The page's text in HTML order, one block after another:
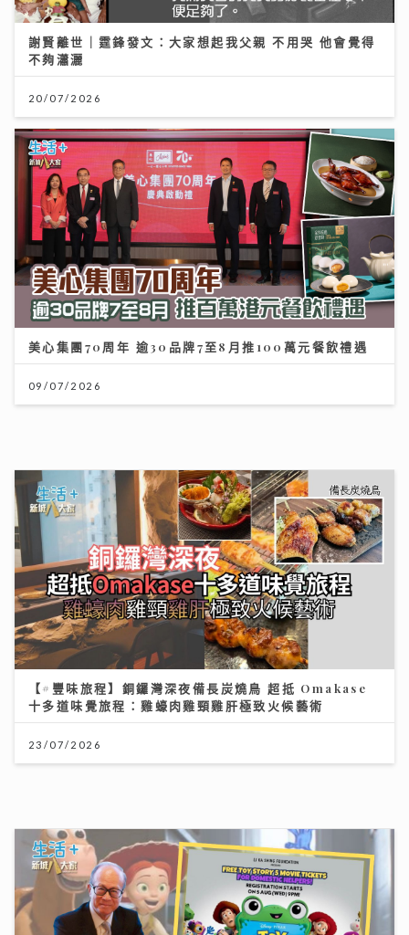
謝賢離世｜霆鋒發文：大家想起我父親 不用哭 他會覺得
不夠瀟灑
20/07/2026
美心集團70周年 逾30品牌7至8月推100萬元餐飲禮遇
09/07/2026
【#豐味旅程】銅鑼灣深夜備長炭燒鳥 超抵 Omakase
十多道味覺旅程：雞蠔肉雞頸雞肝極致火候藝術
23/07/2026